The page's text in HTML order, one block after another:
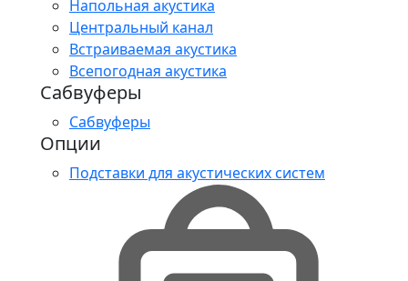
Напольная акустика
Центральный канал
Встраиваемая акустика
Всепогодная акустика
Сабвуферы
Сабвуферы
Опции
Подставки для акустических систем